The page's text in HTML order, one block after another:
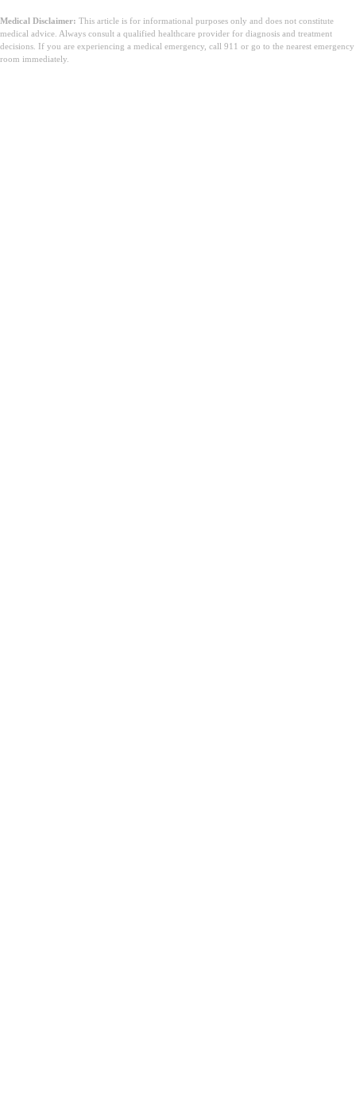
Medical Disclaimer: This article is for informational purposes only and does not constitute
medical advice. Always consult a qualified healthcare provider for diagnosis and treatment
decisions. If you are experiencing a medical emergency, call 911 or go to the nearest emergency
room immediately.